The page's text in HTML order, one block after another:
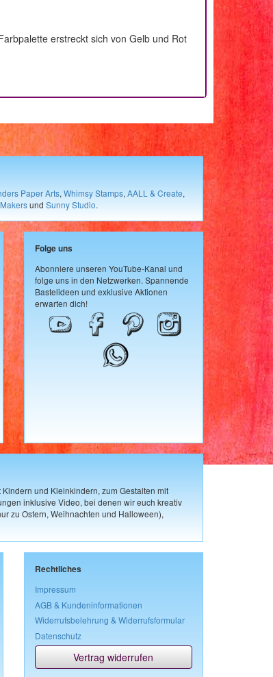
erstreckt sich von Gelb und Rot
Paper Arts, Whimsy Stamps, AALL & Create,
und Sunny Studio.
Folge uns
Abonniere unseren YouTube-Kanal und
folge uns in den Netzwerken. Spannende
Bastelideen und exklusive Aktionen
erwarten dich!
und Kleinkindern, zum Gestalten mit
inklusive Video, bei denen wir euch kreativ
zu Ostern, Weihnachten und Halloween),
Rechtliches
Impressum
AGB & Kundeninformationen
Widerrufsbelehrung & Widerrufsformular
Datenschutz
Vertrag widerrufen